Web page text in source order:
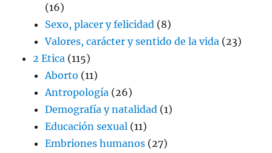
(16)
Sexo, placer y felicidad (8)
Valores, carácter y sentido de la vida (23)
2 Etica (115)
Aborto (11)
Antropología (26)
Demografía y natalidad (1)
Educación sexual (11)
Embriones humanos (27)